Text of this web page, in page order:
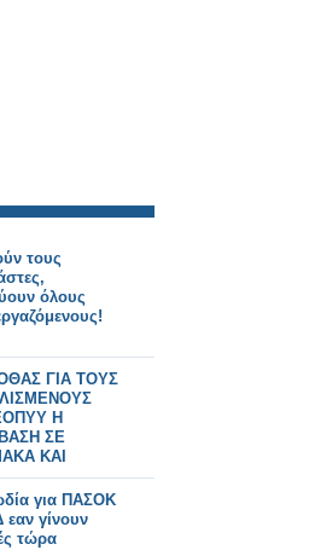
τους
όλους
ΓΙΑ ΤΟΥΣ
Η
ΣΕ
ΚΑΙ
ΤΗ Μ.
για ΠΑΣΟΚ
εαν γίνουν
τώρα